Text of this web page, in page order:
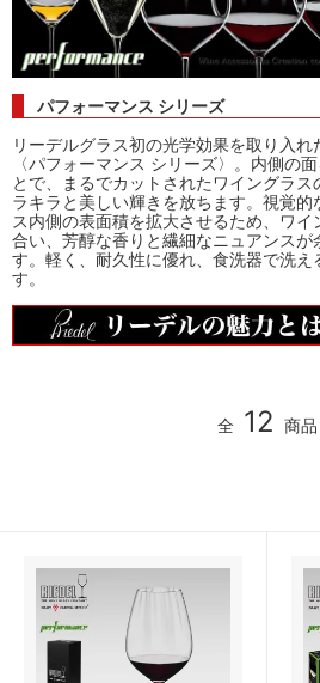
パフォーマンス シリーズ
リーデルグラス初の光学効果を取り入
〈パフォーマンス シリーズ〉。内側の
とで、まるでカットされたワイングラ
ラキラと美しい輝きを放ちます。視覚的
ス内側の表面積を拡大させるため、ワ
合い、芳醇な香りと繊細なニュアンスが
す。軽く、耐久性に優れ、食洗器で洗
す。
全 12 商品